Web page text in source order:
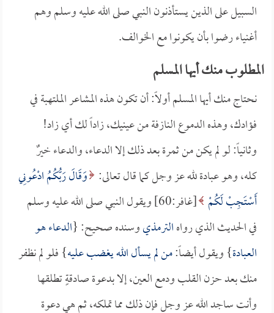
السبيل على الذين يستأذنون النبي صلى الله عليه وسلم وهم
أغنياء رضوا بأن يكونوا مع الخوالف.
المطلوب منك أيها المسلم
نحتاج منك أيها المسلم أولاً: أن تكون هذه المشاعر الملتهبة في
فؤادك، وهذه الدموع النازفة من عينيك، زاداً لك أي زاد!
وثانياً: لو لم يكن من ثمرة بعد ذلك إلا الدعاء، والدعاء خيرٌ
كله، وهو عبادة لله عز وجل كما قال تعالى: وَقَالَ رَبُّكُمُ ادْعُونِي
أَسْتَجِبْ لَكُمْ
[غافر:60] ويقول النبي صلى الله عليه وسلم
في الحديث الذي رواهالترمذيوسنده صحيح: {الدعاء هو
العبادة} ويقول أيضاً:من لم يسأل الله يغضب عليه} فلو لم نظفر
منك بعد حزن القلب ودمع العين، إلا بدعوة صادقةٍ تطلقها
وأنت ساجد الله عز وجل فإن ذلك مما تملكه، ثم هي دعوة